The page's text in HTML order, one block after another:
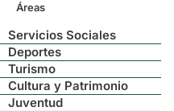
Áreas
Servicios Sociales
Deportes
Turismo
Cultura y Patrimonio
Juventud